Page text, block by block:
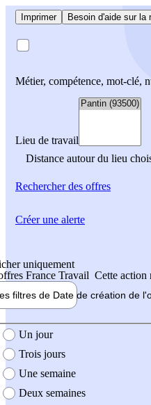
Imprimer Besoin d'aide sur la
Métier, compétence, mot-clé,
Lieu de travail
Distance autour du lieu
Rechercherdes offres
uniquement
France Travail Cette action
filtres de Date de création de
création de l'offre
Un jour
Trois jours
Une semaine
Deux semaines
Créer une alerte